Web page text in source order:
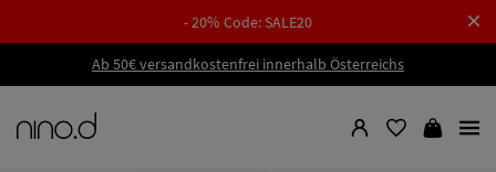
- 20% Code: SALE20
Ab 50€ versandkostenfrei innerhalb Österreichs